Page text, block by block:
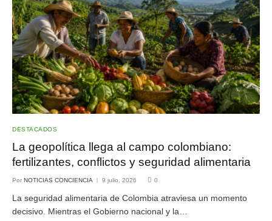
DESTACADOS
La geopolítica llega al campo colombiano:
fertilizantes, conflictos y seguridad alimentaria
Por NOTICIAS CONCIENCIA 9 julio, 2026 0
La seguridad alimentaria de Colombia atraviesa un momento
decisivo. Mientras el Gobierno nacional y la…